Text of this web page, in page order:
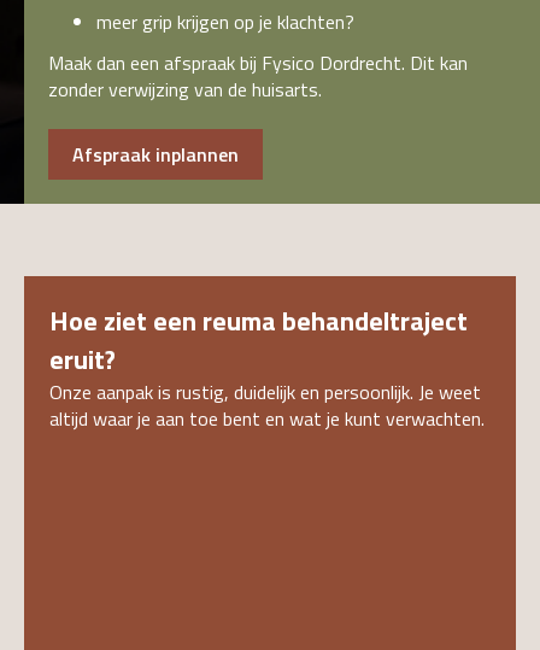
meer grip krijgen op je klachten?
Maak dan een afspraak bij Fysico Dordrecht. Dit kan
zonder verwijzing van de huisarts.
Afspraak inplannen
Hoe ziet een reuma behandeltraject
eruit?
Onze aanpak is rustig, duidelijk en persoonlijk. Je weet
altijd waar je aan toe bent en wat je kunt verwachten.